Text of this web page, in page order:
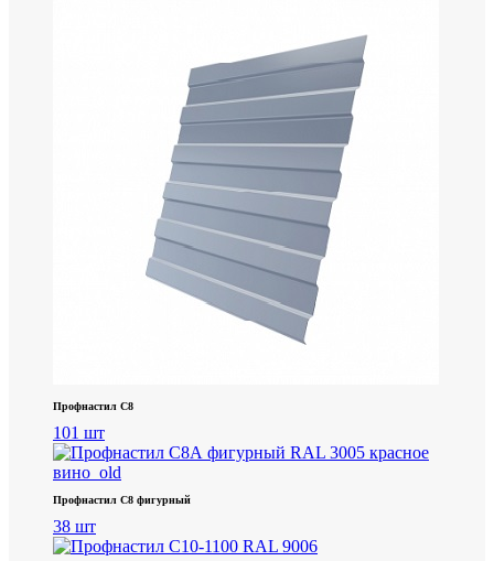
Профнастил С8
101 шт
Профнастил С8 фигурный
38 шт